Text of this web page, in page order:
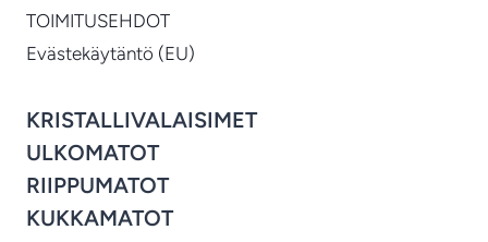
TOIMITUSEHDOT
Evästekäytäntö (EU)
KRISTALLIVALAISIMET
ULKOMATOT
RIIPPUMATOT
KUKKAMATOT